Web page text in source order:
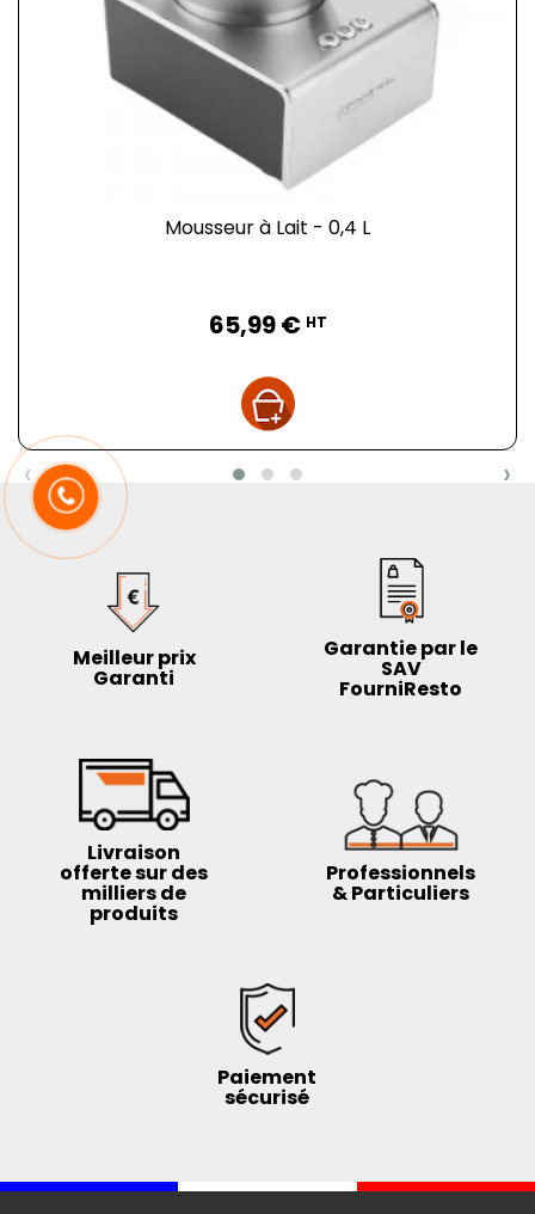
Mousseur à Lait - 0,4 L
65,99 € HT
‹ ›
Meilleur prix
Garanti
Garantie par le
SAV
FourniResto
Livraison
offerte sur des
milliers de
produits
Professionnels
& Particuliers
Paiement
sécurisé